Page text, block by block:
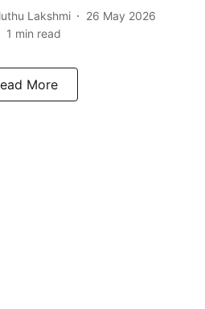
Lakshmi
26 May 2026
1 min read
More